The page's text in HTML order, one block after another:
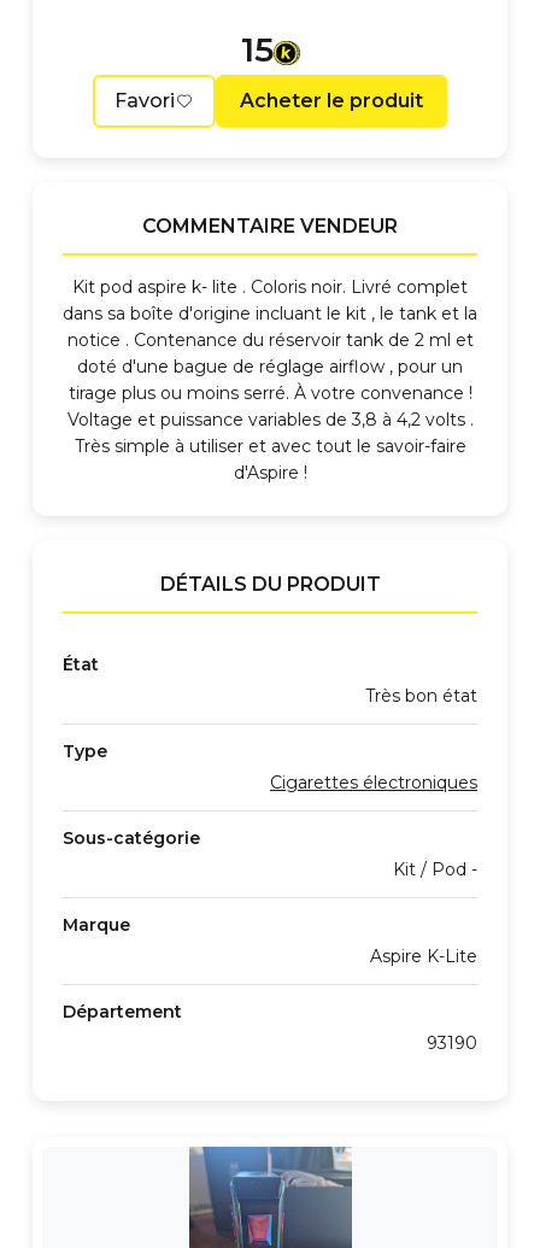
15
Favori Acheter le produit
COMMENTAIRE VENDEUR
Kit pod aspire k- lite . Coloris noir. Livré complet
dans sa boîte d'origine incluant le kit , le tank et la
notice . Contenance du réservoir tank de 2 ml et
doté d'une bague de réglage airflow , pour un
tirage plus ou moins serré. À votre convenance !
Voltage et puissance variables de 3,8 à 4,2 volts .
Très simple à utiliser et avec tout le savoir-faire
d'Aspire !
DÉTAILS DU PRODUIT
État
Très bon état
Type
Cigarettes électroniques
Sous-catégorie
Kit / Pod -
Marque
Aspire K-Lite
Département
93190